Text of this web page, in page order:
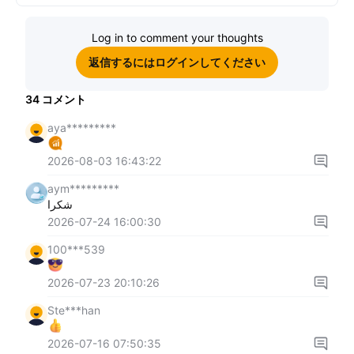
Log in to comment your thoughts
返信するにはログインしてください
34 コメント
aya*********
2026-08-03 16:43:22
aym*********
شكرا
2026-07-24 16:00:30
100***539
2026-07-23 20:10:26
Ste***han
2026-07-16 07:50:35